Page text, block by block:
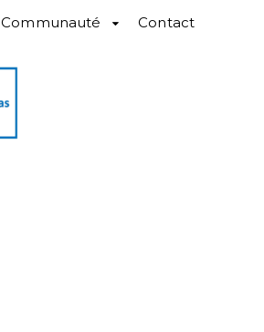
Communauté Contact